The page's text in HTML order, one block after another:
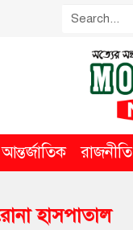
আন্তর্জাতিক রাজনীতি
হাসপাতাল